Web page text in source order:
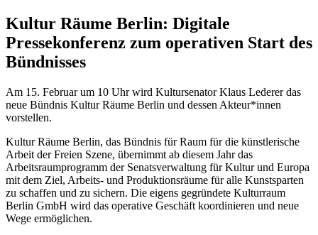
Kultur Räume Berlin: Digitale
Pressekonferenz zum operativen Start des
Bündnisses
Am 15. Februar um 10 Uhr wird Kultursenator Klaus Lederer das
neue Bündnis Kultur Räume Berlin und dessen Akteur*innen
vorstellen.
Kultur Räume Berlin, das Bündnis für Raum für die künstlerische
Arbeit der Freien Szene, übernimmt ab diesem Jahr das
Arbeitsraumprogramm der Senatsverwaltung für Kultur und Europa
mit dem Ziel, Arbeits- und Produktionsräume für alle Kunstsparten
zu schaffen und zu sichern. Die eigens gegründete Kulturraum
Berlin GmbH wird das operative Geschäft koordinieren und neue
Wege ermöglichen.